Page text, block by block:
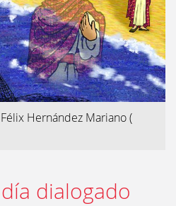
Hernández Mariano(
dialogado